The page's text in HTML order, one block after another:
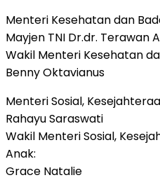
Menteri Kesehatan dan
Mayjen TNI Dr.dr. Terawan
Wakil Menteri Kesehatan
Benny Oktavianus
Menteri Sosial,
Rahayu Saraswati
Wakil Menteri Sosial,
Anak:
Grace Natalie